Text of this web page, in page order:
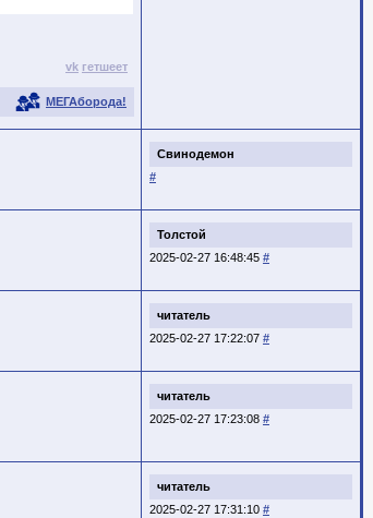
vk гетшеет
МЕГАборода!
Свинодемон
#
Толстой
2025-02-27 16:48:45 #
читатель
2025-02-27 17:22:07 #
читатель
2025-02-27 17:23:08 #
читатель
2025-02-27 17:31:10 #